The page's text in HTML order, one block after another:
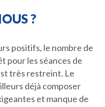
?
positifs, le nombre de
pour les séances de
très restreint. Le
déjà composer
et manque de